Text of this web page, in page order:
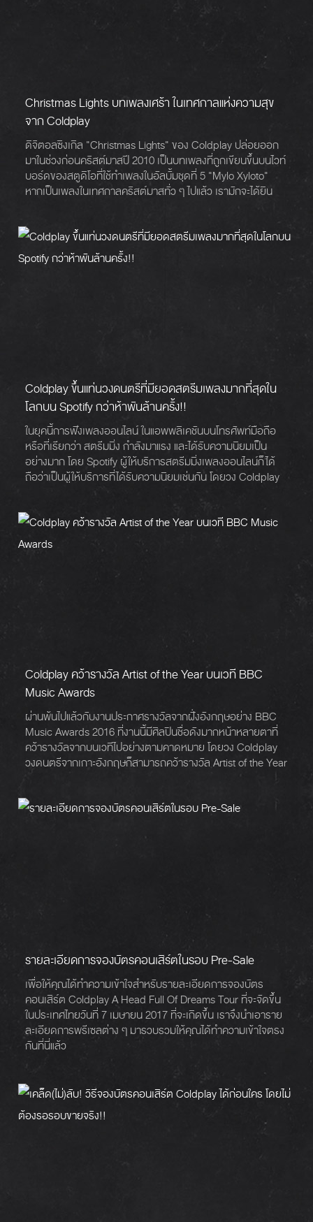
Christmas Lights บทเพลงเศร้า ในเทศกาลแห่งความสุข
จาก Coldplay
ดิจิตอลซิงเกิล "Christmas Lights" ของ Coldplay ปล่อยออก
มาในช่วงก่อนคริสต์มาสปี 2010 เป็นบทเพลงที่ถูกเขียนขึ้นบนไวท์
บอร์ดของสตูดิโอที่ใช้ทำเพลงในอัลบั้มชุดที่ 5 "Mylo Xyloto"
หากเป็นเพลงในเทศกาลคริสต์มาสทั่ว ๆ ไปแล้ว เรามักจะได้ยิน
Coldplay ขึ้นแท่นวงดนตรีที่มียอดสตรีมเพลงมากที่สุดใน
โลกบน Spotify กว่าห้าพันล้านครั้ง!!
ในยุคนี้การฟังเพลงออนไลน์ ในแอพพลิเคชันบนโทรศัพท์มือถือ
หรือที่เรียกว่า สตรีมมิ่ง กำลังมาแรง และได้รับความนิยมเป็น
อย่างมาก โดย Spotify ผู้ให้บริการสตรีมมิ่งเพลงออนไลน์ก็ได้
ถือว่าเป็นผู้ให้บริการที่ได้รับความนิยมเช่นกัน โดยวง Coldplay
ก็เป็นอีกวงหนึ่งที่เราสามารถสตรีมฟังเพลงของพวกเขาบน
Spotify ได้ และพวกเขายังกลายเป็นวงดนตรีที่มียอดสตรีมบน
Spotify มากกว่าห้าพันล้านครั้ง ที่ทำให้พวกเขาได้กลายเป็นวง
ดนตรีที่มียอดสตรีมมากที่สุดในโลกไปเป็นที่เรียบร้อย
Coldplay คว้ารางวัล Artist of the Year บนเวที BBC
Music Awards
ผ่านพ้นไปแล้วกับงานประกาศรางวัลจากฝั่งอังกฤษอย่าง BBC
Music Awards 2016 ที่งานนี้มีศิลปินชื่อดังมากหน้าหลายตาที่
คว้ารางวัลจากบนเวทีไปอย่างตามคาดหมาย โดยวง Coldplay
วงดนตรีจากเกาะอังกฤษก็สามารถคว้ารางวัล Artist of the Year
รายละเอียดการจองบัตรคอนเสิร์ตในรอบ Pre-Sale
เพื่อให้คุณได้ทำความเข้าใจสำหรับรายละเอียดการจองบัตร
คอนเสิร์ต Coldplay A Head Full Of Dreams Tour ที่จะจัดขึ้น
ในประเทศไทยวันที่ 7 เมษายน 2017 ที่จะเกิดขึ้น เราจึงนำเอาราย
ละเอียดการพรีเซลต่าง ๆ มารวบรวมให้คุณได้ทำความเข้าใจตรง
กันที่นี่แล้ว